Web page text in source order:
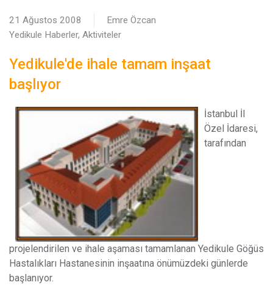
21 Ağustos 2008
Emre Özcan
Yedikule Haberler, Aktiviteler
Yedikule'de ihale tamam inşaat
başlıyor
İstanbul İl
Özel İdaresi,
tarafından
projelendirilen ve ihale aşaması tamamlanan Yedikule Göğüs
Hastalıkları Hastanesinin inşaatına önümüzdeki günlerde
başlanıyor.